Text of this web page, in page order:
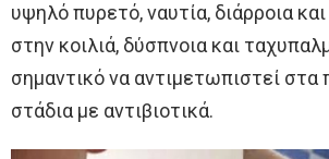
υψηλό πυρετό, ναυτία, διάρροια
στην κοιλιά, δύσπνοια και
σημαντικό να αντιμετωπιστεί
στάδια με αντιβιοτικά.